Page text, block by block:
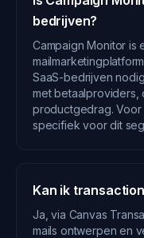
bedrijven?
Campaign Monitor is
SaaS-bedrijven
met betaalproviders,
productgedrag. Voor
specifiek voor dit
Kan ik
Ja, via Canvas
mails ontwerpen en